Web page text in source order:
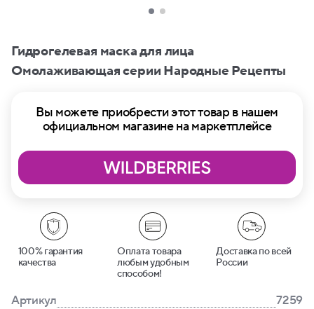
Гидрогелевая маска для лица
Омолаживающая серии Народные Рецепты
Вы можете приобрести этот товар в нашем
официальном магазине на маркетплейсе
100% гарантия
качества
Оплата товара
любым удобным
способом!
Доставка по всей
России
Артикул
7259